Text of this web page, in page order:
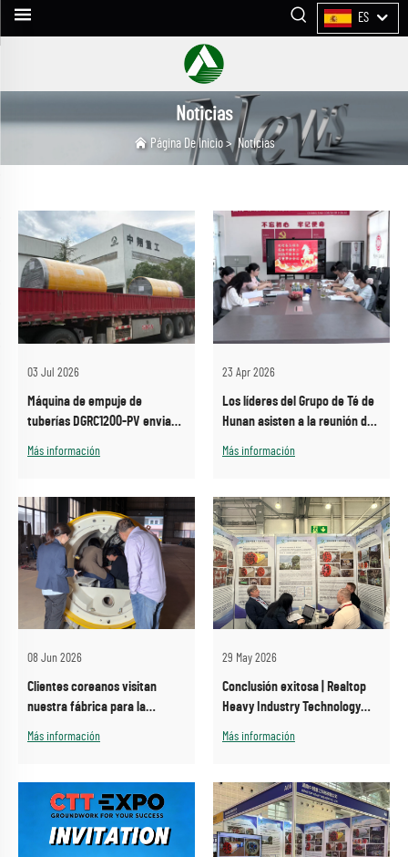
ES
Noticias
Página De Inicio>Noticias
03 Jul 2026
Máquina de empuje de
tuberías DGRC1200-PV enviada
Más información
23 Apr 2026
Los líderes del Grupo de Té de
Hunan asisten a la reunión de
Administración de Zhongxiang
Más información
08 Jun 2026
Clientes coreanos visitan
nuestra fábrica para la
Más información
29 May 2026
Conclusión exitosa | Realtop
Heavy Industry Technology
Conferencia y Exposición
Tecnología Sin Zanjas
Más información